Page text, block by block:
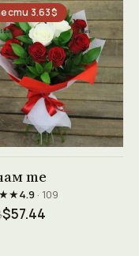
3.63$
те
4.9· 109
$57.44